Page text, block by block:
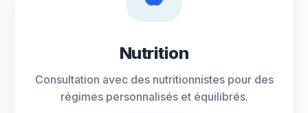
Nutrition
Consultation avec des nutritionnistes pour des
régimes personnalisés et équilibrés.